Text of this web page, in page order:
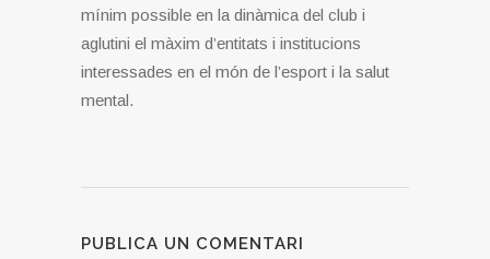
mínim possible en la dinàmica del club i
aglutini el màxim d’entitats i institucions
interessades en el món de l’esport i la salut
mental.
PUBLICA UN COMENTARI